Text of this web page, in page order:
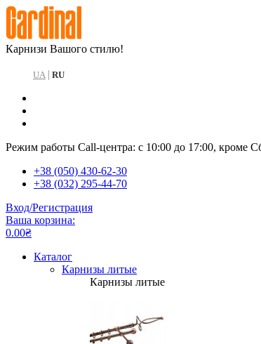
Карнизи Вашого стилю!
UA | RU
Режим работы Call-центра: с 10:00 до 17:00, кроме
+38 (050) 430-62-30
+38 (032) 295-44-70
Вход/Регистрация
Ваша корзина:
0.00₴
Каталог
Карнизы литые
Карнизы литые